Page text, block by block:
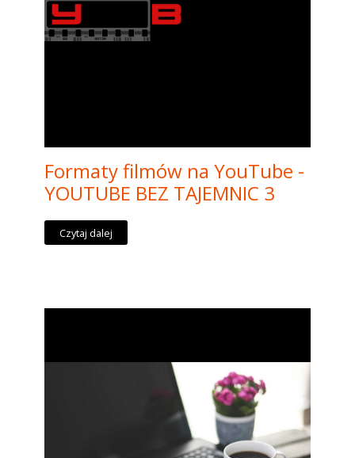
Formaty filmów na YouTube -
YOUTUBE BEZ TAJEMNIC 3
Czytaj dalej